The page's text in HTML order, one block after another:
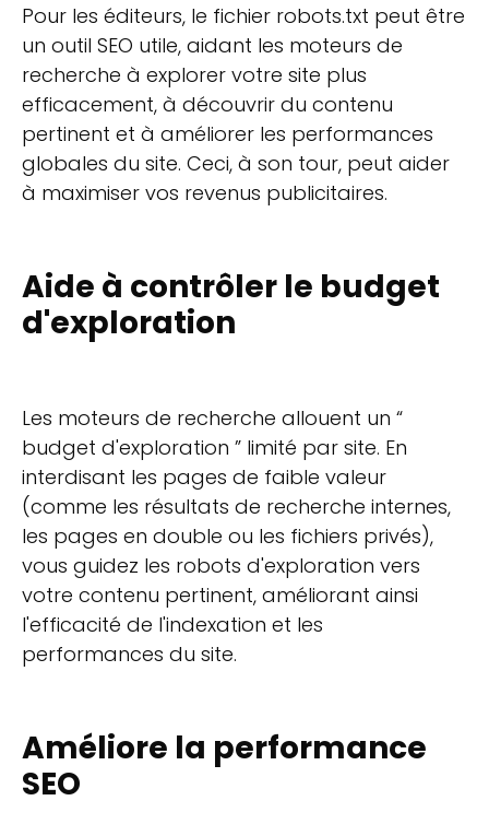
Pour les éditeurs, le fichier robots.txt peut être
un outil SEO utile, aidant les moteurs de
recherche à explorer votre site plus
efficacement, à découvrir du contenu
pertinent et à améliorer les performances
globales du site. Ceci, à son tour, peut aider
à maximiser vos revenus publicitaires.
Aide à contrôler le budget
d'exploration
Les moteurs de recherche allouent un “
budget d'exploration ” limité par site. En
interdisant les pages de faible valeur
(comme les résultats de recherche internes,
les pages en double ou les fichiers privés),
vous guidez les robots d'exploration vers
votre contenu pertinent, améliorant ainsi
l'efficacité de l'indexation et les
performances du site.
Améliore la performance
SEO